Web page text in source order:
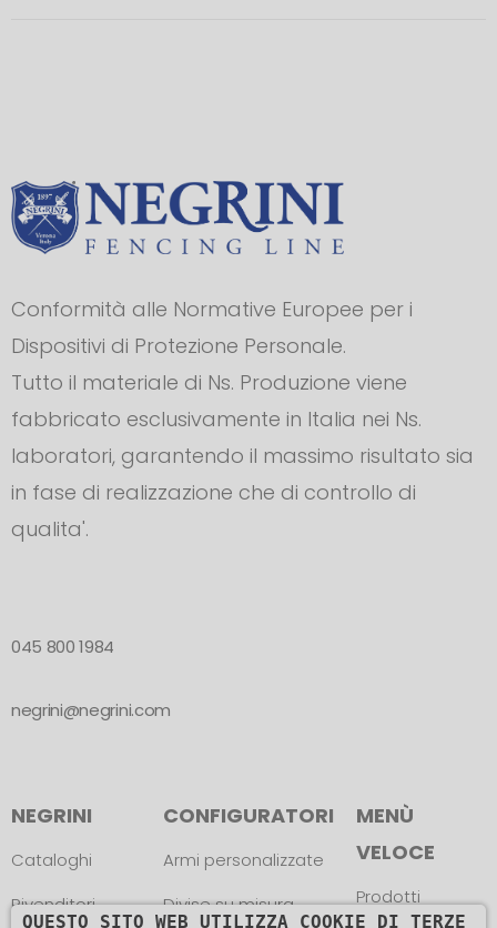
Conformità alle Normative Europee per i
Dispositivi di Protezione Personale.
Tutto il materiale di Ns. Produzione viene
fabbricato esclusivamente in Italia nei Ns.
laboratori, garantendo il massimo risultato sia
in fase di realizzazione che di controllo di
qualita'.
045 800 1984
negrini@negrini.com
NEGRINI
Cataloghi
Rivenditori
CONFIGURATORI
Armi personalizzate
Divise su misura
MENÙ
VELOCE
Prodotti
QUESTO SITO WEB UTILIZZA COOKIE DI TERZE